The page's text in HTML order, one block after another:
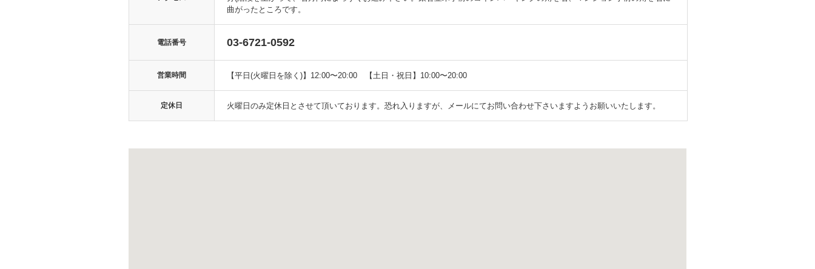
曲がったところです。
電話番号 03-6721-0592
営業時間 【平日(火曜日を除く)】12:00〜20:00 【土日・祝日】10:00〜20:00
定休日 火曜日のみ定休日とさせて頂いております。恐れ入りますが、メールにてお問い合わせ下さいますようお願いいたします。